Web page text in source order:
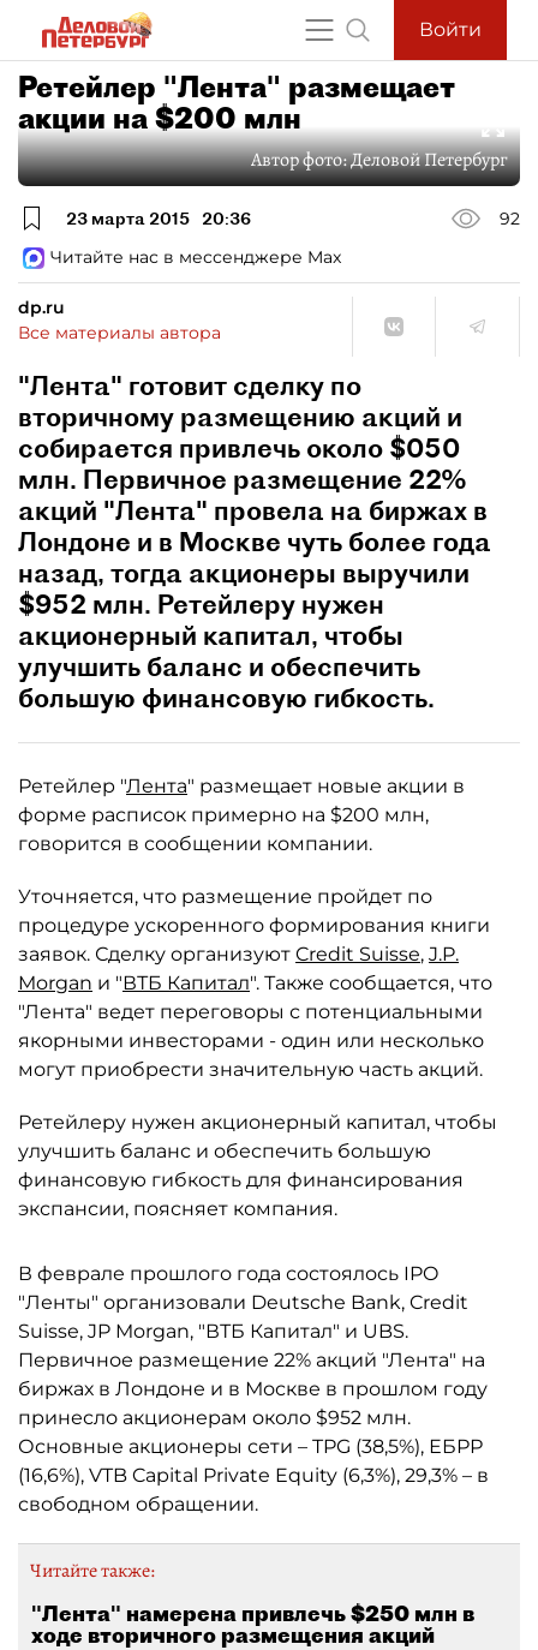
Войти
Ретейлер "Лента" размещает
акции на $200 млн
Автор фото:Деловой Петербург
23 марта 2015 20:36
92
Читайте нас в мессенджере Max
dp.ru
Все материалы автора
"Лента" готовит сделку по
вторичному размещению акций и
собирается привлечь около $050
млн. Первичное размещение 22%
акций "Лента" провела на биржах в
Лондоне и в Москве чуть более года
назад, тогда акционеры выручили
$952 млн. Ретейлеру нужен
акционерный капитал, чтобы
улучшить баланс и обеспечить
большую финансовую гибкость.
Ретейлер "Лента" размещает новые акции в
форме расписок примерно на $200 млн,
говорится в сообщении компании.
Уточняется, что размещение пройдет по
процедуре ускоренного формирования книги
заявок. Сделку организуют Credit Suisse, J.P.
Morgan и "ВТБ Капитал". Также сообщается, что
"Лента" ведет переговоры с потенциальными
якорными инвесторами - один или несколько
могут приобрести значительную часть акций.
Ретейлеру нужен акционерный капитал, чтобы
улучшить баланс и обеспечить большую
финансовую гибкость для финансирования
экспансии, поясняет компания.
В феврале прошлого года состоялось IPO
"Ленты" организовали Deutsche Bank, Credit
Suisse, JP Morgan, "ВТБ Капитал" и UBS.
Первичное размещение 22% акций "Лента" на
биржах в Лондоне и в Москве в прошлом году
принесло акционерам около $952 млн.
Основные акционеры сети – TPG (38,5%), ЕБРР
(16,6%), VTB Capital Private Equity (6,3%), 29,3% – в
свободном обращении.
Читайте также:
"Лента" намерена привлечь $250 млн в
ходе вторичного размещения акций